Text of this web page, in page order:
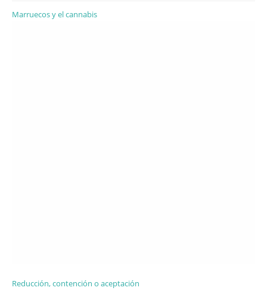
Marruecos y el cannabis
Reducción, contención o aceptación